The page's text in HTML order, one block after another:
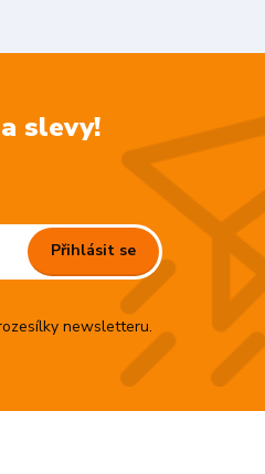
slevy!
Přihlásit se
newsletteru.